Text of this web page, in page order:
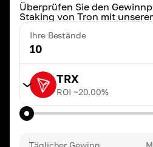
Überprüfen Sie den
Staking von Tron mit
Ihre Bestände
10
TRX
ROI ~20.00%
Täglicher Gewinn